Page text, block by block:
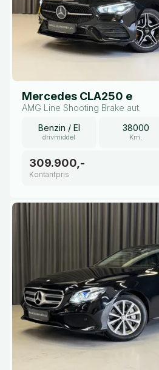
Mercedes CLA250 e
AMG Line Shooting Brake aut.
Benzin / El
drivmiddel
38000
Km.
309.900,-
Kontantpris